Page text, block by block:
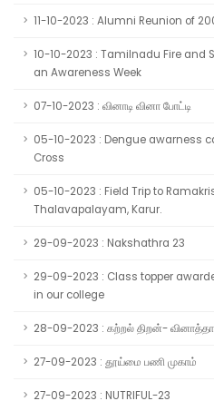
11-10-2023 : Alumni Reunion of
10-10-2023 : Tamilnadu Fire and
an Awareness Week
07-10-2023 : வினாடி வினா போட்டி
05-10-2023 : Dengue awarness
Cross
05-10-2023 : Field Trip to
Thalavapalayam, Karur.
29-09-2023 : Nakshathra 23
29-09-2023 : Class topper
in our college
28-09-2023 : கற்றல் திறன்-
27-09-2023 : தூய்மை பணி முகாம்
27-09-2023 : NUTRIFUL-23